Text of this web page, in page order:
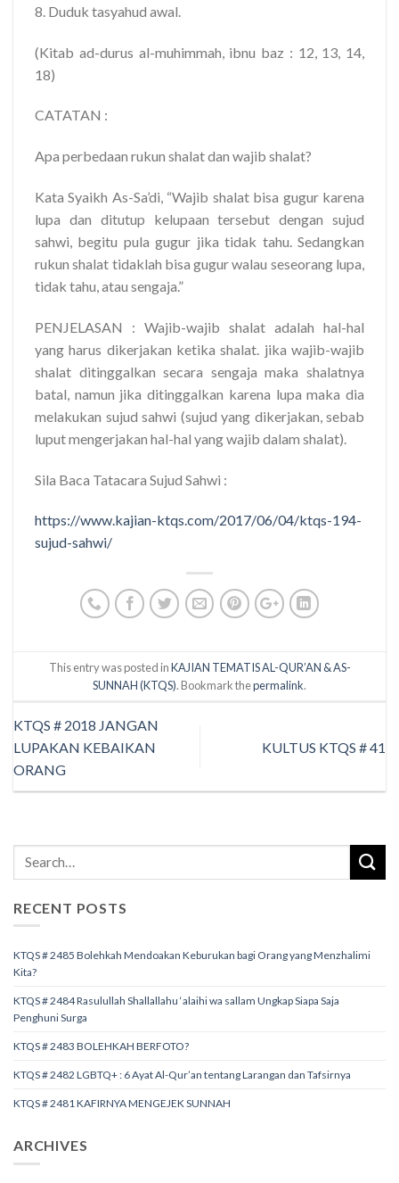
8. Duduk tasyahud awal.
(Kitab ad-durus al-muhimmah, ibnu baz : 12, 13, 14,
18)
CATATAN :
Apa perbedaan rukun shalat dan wajib shalat?
Kata Syaikh As-Sa’di, “Wajib shalat bisa gugur karena
lupa dan ditutup kelupaan tersebut dengan sujud
sahwi, begitu pula gugur jika tidak tahu. Sedangkan
rukun shalat tidaklah bisa gugur walau seseorang lupa,
tidak tahu, atau sengaja.”
PENJELASAN : Wajib-wajib shalat adalah hal-hal
yang harus dikerjakan ketika shalat . jika wajib-wajib
shalat ditinggalkan secara sengaja maka shalatnya
batal, namun jika ditinggalkan karena lupa maka dia
melakukan sujud sahwi (sujud yang dikerjakan, sebab
luput mengerjakan hal-hal yang wajib dalam shalat).
Sila Baca Tatacara Sujud Sahwi :
https://www.kajian-ktqs.com/2017/06/04/ktqs-194-
sujud-sahwi/
This entry was posted inKAJIAN TEMATIS AL-QUR’AN & AS-
SUNNAH (KTQS). Bookmark thepermalink.
KTQS # 2018 JANGAN
LUPAKAN KEBAIKAN
ORANG
KULTUS KTQS # 41
RECENT POSTS
KTQS # 2485 Bolehkah Mendoakan Keburukan bagi Orang yang Menzhalimi
Kita?
KTQS # 2484 Rasulullah Shallallahu ‘alaihi wa sallam Ungkap Siapa Saja
Penghuni Surga
KTQS # 2483 BOLEHKAH BERFOTO?
KTQS # 2482 LGBTQ+ : 6 Ayat Al-Qur’an tentang Larangan dan Tafsirnya
KTQS # 2481 KAFIRNYA MENGEJEK SUNNAH
ARCHIVES